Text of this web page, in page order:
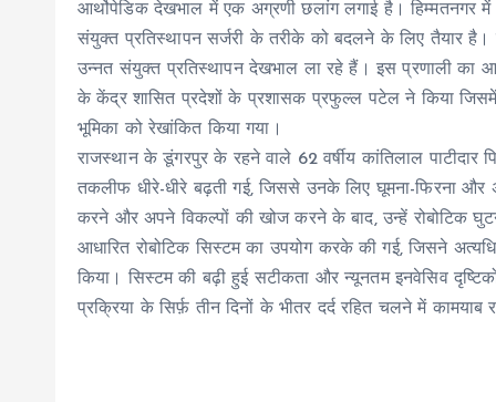
आर्थोपेडिक देखभाल में एक अग्रणी छलांग लगाई है।
संयुक्त प्रतिस्थापन सर्जरी के तरीके को बदलने के लिए तैयार है।
उन्नत संयुक्त प्रतिस्थापन देखभाल ला रहे हैं। इस प्रणाली का
के केंद्र शासित प्रदेशों के प्रशासक प्रफुल्ल पटेल ने किया जिसमें
भूमिका को रेखांकित किया गया।
राजस्थान के डूंगरपुर के रहने वाले 62 वर्षीय कांतिलाल
तकलीफ धीरे-धीरे बढ़ती गई, जिससे उनके लिए घूमना-फिरना और
करने और अपने विकल्पों की खोज करने के बाद, उन्हें रोबोटिक
आधारित रोबोटिक सिस्टम का उपयोग करके की गई, जिसने
किया। सिस्टम की बढ़ी हुई सटीकता और न्यूनतम इनवेसिव
प्रक्रिया के सिर्फ़ तीन दिनों के भीतर दर्द रहित चलने में कामयाब